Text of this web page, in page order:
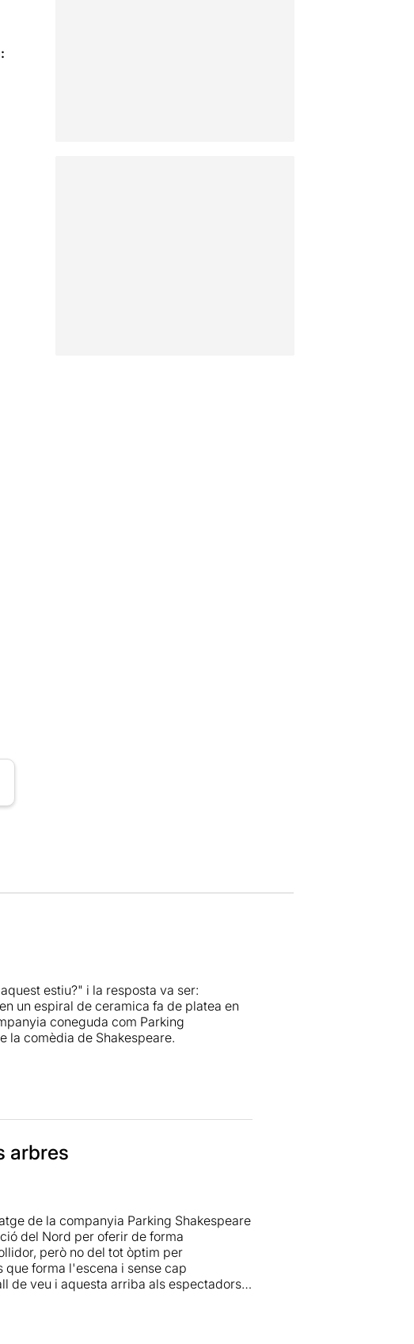
estiu?" i la resposta va ser:
un espiral de ceramica fa de platea en
coneguda com Parking
la comèdia de Shakespeare.
una bona estona gaudint de gran
arbres
de la companyia Parking Shakespeare
del Nord per oferir de forma
però no del tot òptim per
forma l'escena i sense cap
de veu i aquesta arriba als espectadors
D'aquesta forma, l'obra adquireix un
lliga amb unes bones interpretacions